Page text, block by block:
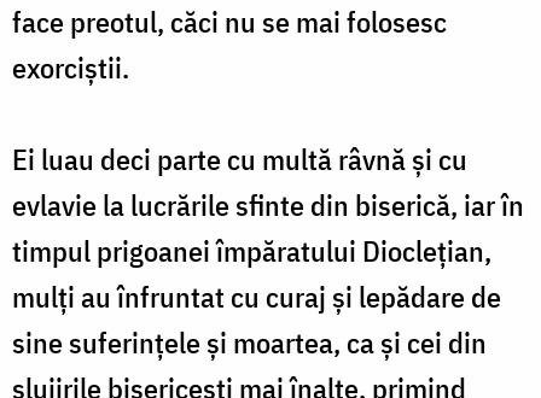
face preotul, căci nu se mai folosesc
exorciștii.
Ei luau deci parte cu multă râvnă și cu
evlavie la lucrările sfinte din biserică, iar în
timpul prigoanei împăratului Dioclețian,
mulți au înfruntat cu curaj și lepădare de
sine suferințele și moartea, ca și cei din
slujirile bisericești mai înalte, primind